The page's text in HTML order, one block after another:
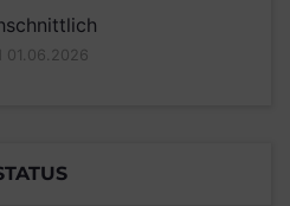
01.06.2026